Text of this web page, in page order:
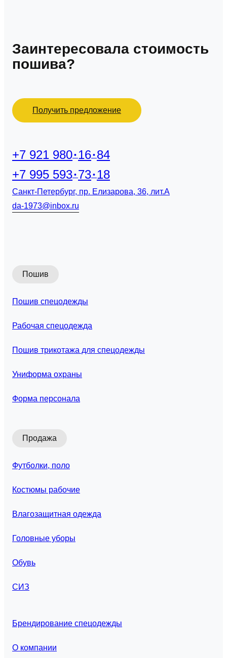
Заинтересовала стоимость
пошива?
Получить предложение
+7 921 980 16 84
+7 995 593 73 18
Санкт-Петербург, пр. Елизарова, 36, лит.А
da-1973@inbox.ru
Пошив
Пошив спецодежды
Рабочая спецодежда
Пошив трикотажа для спецодежды
Униформа охраны
Форма персонала
Продажа
Футболки, поло
Костюмы рабочие
Влагозащитная одежда
Головные уборы
Обувь
СИЗ
Брендирование спецодежды
О компании